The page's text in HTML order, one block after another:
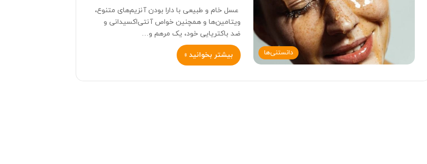
دانستنی‌ها
عسل خام و طبیعی با دارا بودن آنزیم‌های متنوع،
ویتامین‌ها و همچنین خواص آنتی‌اکسیدانی و
ضد باکتریایی خود، یک مرهم و…
بیشتر بخوانید »